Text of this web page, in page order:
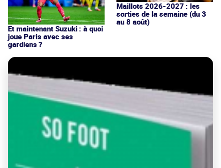
Et maintenant Suzuki : à quoi
joue Paris avec ses
gardiens ?
Maillots 2026-2027 : les
sorties de la semaine (du 3
au 8 août)